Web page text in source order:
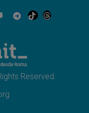
Apostólico del
Reserved.